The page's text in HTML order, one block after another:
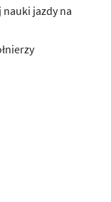
jazdy na